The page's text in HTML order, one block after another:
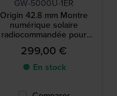
GW-5000U-1ER
Origin 42.8 mm Montre
numérique solaire
radiocommandée pour
homme
299,00 €
● En stock